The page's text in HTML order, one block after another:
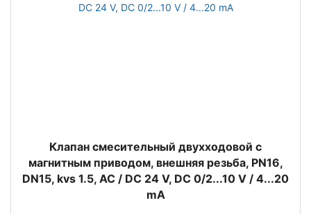
Клапан смесительный двухходовой с
магнитным приводом, внешняя резьба, PN16,
DN15, kvs 1.5, AC / DC 24 V, DC 0/2...10 V / 4...20
mA